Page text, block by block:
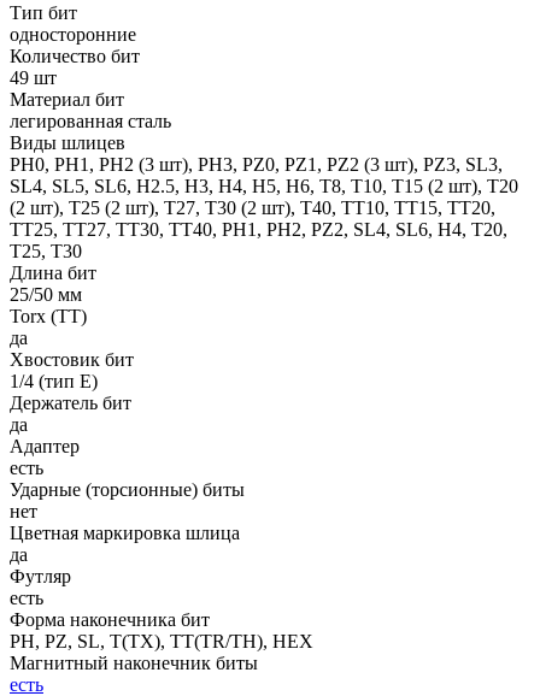
Тип бит
односторонние
Количество бит
49 шт
Материал бит
легированная сталь
Виды шлицев
PH0, PH1, PH2 (3 шт), PН3, PZ0, PZ1, PZ2 (3 шт), PZ3, SL3,
SL4, SL5, SL6, Н2.5, Н3, Н4, Н5, Н6, T8, T10, T15 (2 шт), T20
(2 шт), T25 (2 шт), T27, T30 (2 шт), T40, TТ10, TТ15, TТ20,
TТ25, TТ27, TТ30, TТ40, PH1, PH2, PZ2, SL4, SL6, Н4, T20,
T25, T30
Длина бит
25/50 мм
Torx (TT)
да
Хвостовик бит
1/4 (тип Е)
Держатель бит
да
Адаптер
есть
Ударные (торсионные) биты
нет
Цветная маркировка шлица
да
Футляр
есть
Форма наконечника бит
PH, PZ, SL, T(TX), TT(TR/TH), HEX
Магнитный наконечник биты
есть